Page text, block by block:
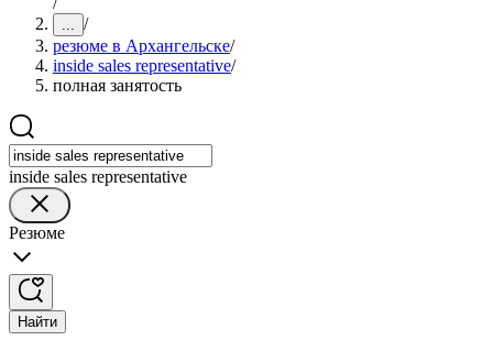
... /
резюме в Архангельске/
inside sales representative/
полная занятость
inside sales representative
Резюме
Найти